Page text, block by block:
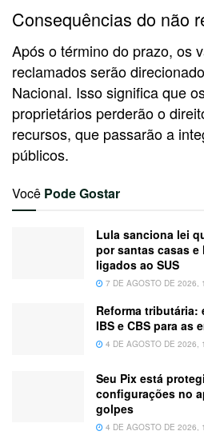
Consequências do não
Após o término do prazo, os
reclamados serão
Nacional. Isso significa que
proprietários perderão o
recursos, que passarão a
públicos.
Você Pode Gostar
Lula sanciona lei
por santas casas
ligados ao SUS
7 DE AGOSTO DE 2026,
Reforma tributária:
IBS e CBS para as
4 DE AGOSTO DE 2026,
Seu Pix está
configurações no
golpes
4 DE AGOSTO DE 2026,